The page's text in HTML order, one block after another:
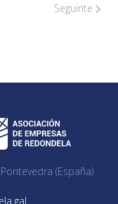
Seguinte
(España)